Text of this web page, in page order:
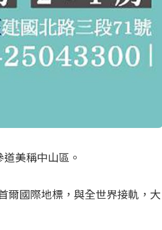
美稱中山區。
爾國際地標，與全世界接軌，大